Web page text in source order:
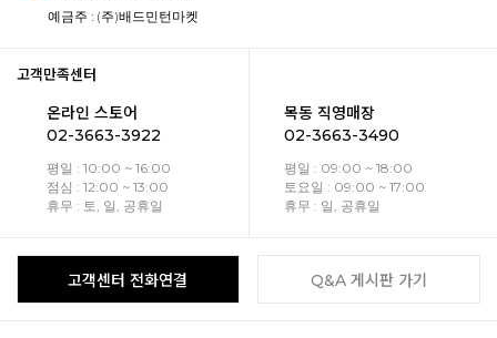
예금주 : (주)배드민턴마켓
고객만족센터
온라인 스토어
02-3663-3922
평일 : 10:00 ~ 16:00
점심 : 12:00 ~ 13:00
휴무 : 토, 일, 공휴일
목동 직영매장
02-3663-3490
평일 : 09:00 ~ 18:00
토요일 : 09:00 ~ 17:00
휴무 : 일, 공휴일
고객센터 전화연결 Q&A 게시판 가기